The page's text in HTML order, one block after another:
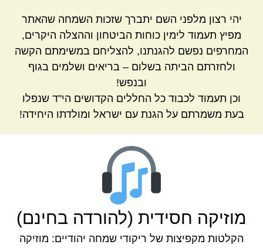
יהי רצון מלפני השם יתברך שזכות השמחה שהאתר
מפיץ תעמוד לימין כוחות הביטחון וההצלה היקרים,
המחרפים נפשם להגנתנו, להצליחם במשימתם הקשה
ולחזרתם הביתה בשלום – בריאים ושלמים בגוף
ובנפש!
וכן תעמוד לכבוד כל החללים הקדושים הי"ד שנפלו
בעת משמרתם על הגנת עם ישראל ומולדתו היחידה!
מוזיקה חסידית (להורדה בחינם)
הקלטות מקפיצות של ריקודי שמחה יהודיים: מוזיקה